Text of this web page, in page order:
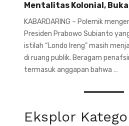
Mentalitas Kolonial,
KABARDARING – Polemik
Presiden Prabowo Subianto
istilah “Londo Ireng” masih
di ruang publik. Beragam
termasuk anggapan bahwa …
Eksplor